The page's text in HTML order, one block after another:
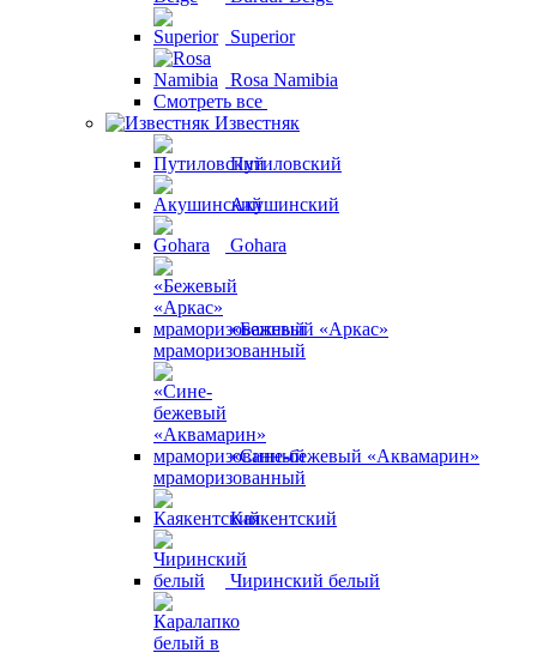
Superior
Rosa Namibia
Смотреть все
Известняк
Путиловский
Акушинский
Gohara
«Бежевый «Аркас»
мраморизованный
«Сине-бежевый «Аквамарин»
мраморизованный
Каякентский
Чиринский белый